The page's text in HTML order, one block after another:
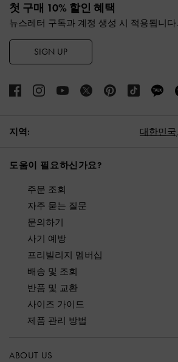
첫 구매 10% 할인 혜택
뉴스레터 구독과 계정 생성 시 적용됩니다.
SIGN UP
지역: 대한민국,
도움이 필요하신가요?
주문 조회
자주 묻는 질문
문의하기
사기 예방
프리빌리지 멤버십
배송 및 조회
반품 및 교환
사이즈 가이드
제품 관리 방법
ABOUT US